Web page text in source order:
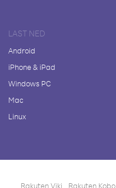
LAST NED
Android
iPhone & iPad
Windows PC
Mac
Linux
Rakuten Viki Rakuten Kobo